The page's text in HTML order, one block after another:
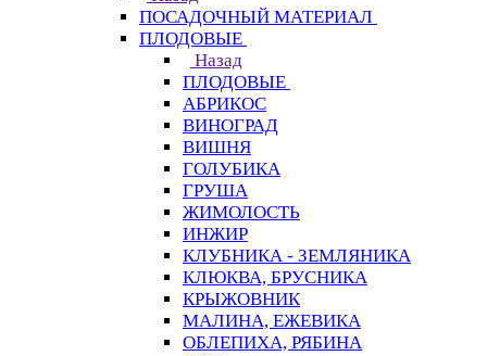
ПОСАДОЧНЫЙ МАТЕРИАЛ
ПЛОДОВЫЕ
Назад
ПЛОДОВЫЕ
АБРИКОС
ВИНОГРАД
ВИШНЯ
ГОЛУБИКА
ГРУША
ЖИМОЛОСТЬ
ИНЖИР
КЛУБНИКА - ЗЕМЛЯНИКА
КЛЮКВА, БРУСНИКА
КРЫЖОВНИК
МАЛИНА, ЕЖЕВИКА
ОБЛЕПИХА, РЯБИНА